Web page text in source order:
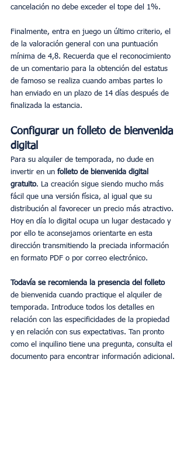
cancelación no debe exceder el tope del 1%.
Finalmente, entra en juego un último criterio, el
de la valoración general con una puntuación
mínima de 4,8. Recuerda que el reconocimiento
de un comentario para la obtención del estatus
de famoso se realiza cuando ambas partes lo
han enviado en un plazo de 14 días después de
finalizada la estancia.
Configurar un folleto de bienvenida
digital
Para su alquiler de temporada, no dude en
invertir en un folleto de bienvenida digital
gratuito. La creación sigue siendo mucho más
fácil que una versión física, al igual que su
distribución al favorecer un precio más atractivo.
Hoy en día lo digital ocupa un lugar destacado y
por ello te aconsejamos orientarte en esta
dirección transmitiendo la preciada información
en formato PDF o por correo electrónico.
Todavía se recomienda la presencia del folleto
de bienvenida cuando practique el alquiler de
temporada. Introduce todos los detalles en
relación con las especificidades de la propiedad
y en relación con sus expectativas. Tan pronto
como el inquilino tiene una pregunta, consulta el
documento para encontrar información adicional.